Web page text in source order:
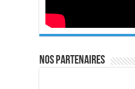
Nos Partenaires